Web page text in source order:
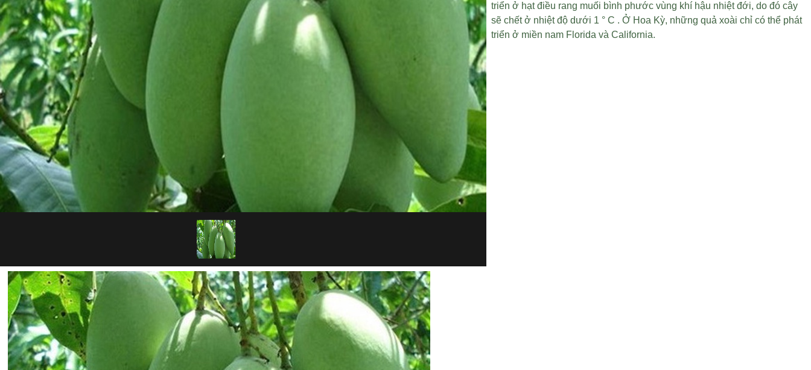
triển ở hạt điều rang muối bình phước vùng khí hậu nhiệt đới, do đó cây
sẽ chết ở nhiệt độ dưới 1 ° C . Ở Hoa Kỳ, những quả xoài chỉ có thể phát
triển ở miền nam Florida và California.